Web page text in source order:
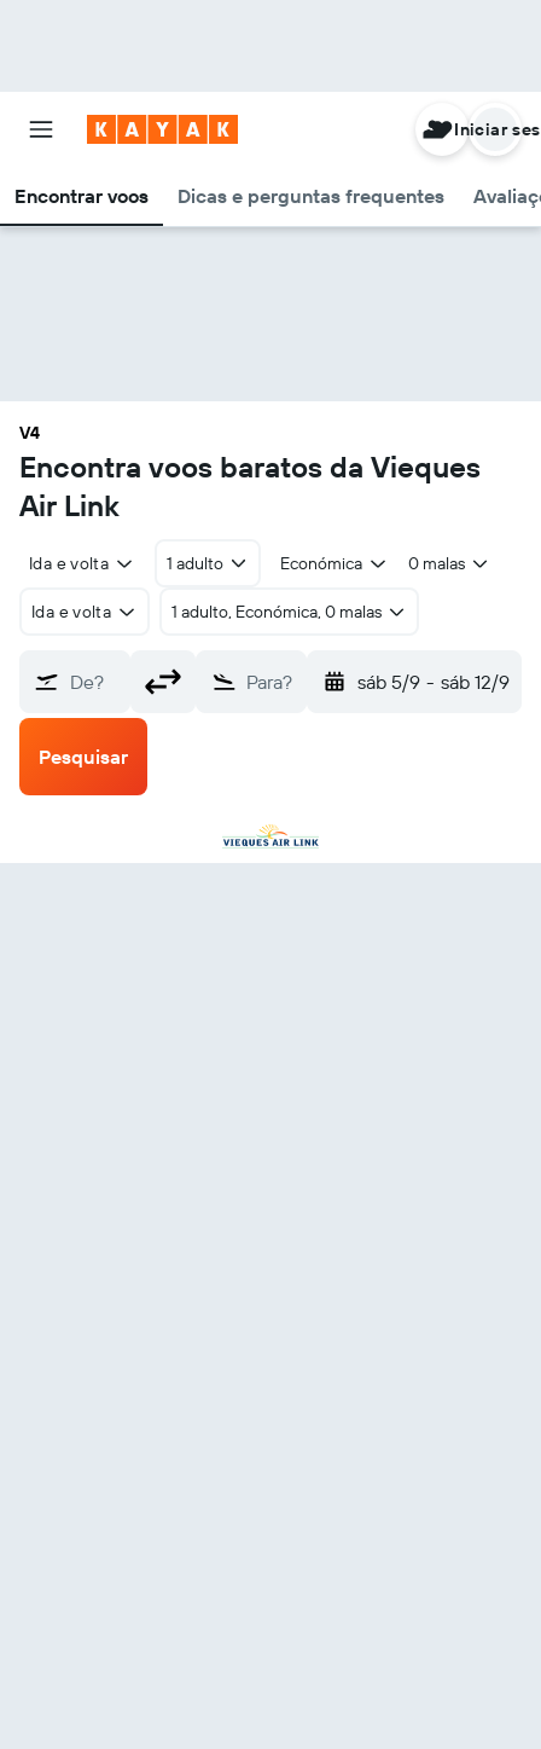
Encontrar voos Dicas e perguntas frequentes
Iniciar
V4
Encontra voos baratos da Vieques
Air Link
Ida e volta 1 adulto Económica 0 malas
Ida e volta 1 adulto, Económica, 0 malas
De? Para? sáb 5/9 - sáb 12/9
Pesquisar